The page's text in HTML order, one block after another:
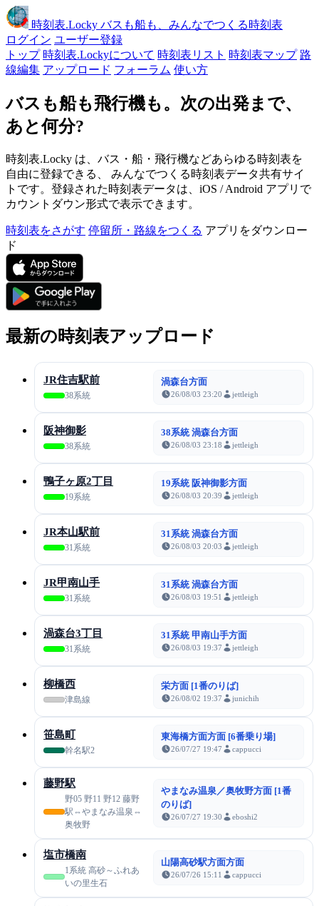
時刻表.Locky バスも船も、みんなでつくる時刻表
ログイン ユーザー登録
トップ 時刻表.Lockyについて 時刻表リスト 時刻表マップ 路
線編集 アップロード フォーラム 使い方
バスも船も飛行機も。次の出発まで、
あと何分?
時刻表.Locky は、バス・船・飛行機などあらゆる時刻表を
自由に登録できる、 みんなでつくる時刻表データ共有サイ
トです。登録された時刻表データは、iOS / Android アプリで
カウントダウン形式で表示できます。
時刻表をさがす 停留所・路線をつくる アプリをダウンロー
ド
最新の時刻表アップロード
JR住吉駅前
38系統
渦森台方面
26/08/03 23:20 jettleigh
阪神御影
38系統
38系統 渦森台方面
26/08/03 23:18 jettleigh
鴨子ヶ原2丁目
19系統
19系統 阪神御影方面
26/08/03 20:39 jettleigh
JR本山駅前
31系統
31系統 渦森台方面
26/08/03 20:03 jettleigh
JR甲南山手
31系統
31系統 渦森台方面
26/08/03 19:51 jettleigh
渦森台3丁目
31系統
31系統 甲南山手方面
26/08/03 19:37 jettleigh
柳橋西
津島線
栄方面 [1番のりば]
26/08/02 19:37 junichih
笹島町
幹名駅2
東海橋方面方面 [6番乗り場]
26/07/27 19:47 cappucci
藤野駅
野05 野11 野12 藤野
駅⇔やまなみ温泉⇔
奥牧野
やまなみ温泉／奥牧野方面 [1番
のりば]
26/07/27 19:30 eboshi2
塩市橋南
1系統 高砂～ふれあ
いの里生石
山陽高砂駅方面方面
26/07/26 15:11 cappucci